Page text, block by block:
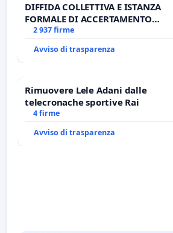
DIFFIDA COLLETTIVA E ISTANZA
FORMALE DI ACCERTAMENTO
CANONICO SU ELEZIONE LEONE
2 937 firme
Avviso di trasparenza
Rimuovere Lele Adani dalle
telecronache sportive Rai
4 firme
Avviso di trasparenza